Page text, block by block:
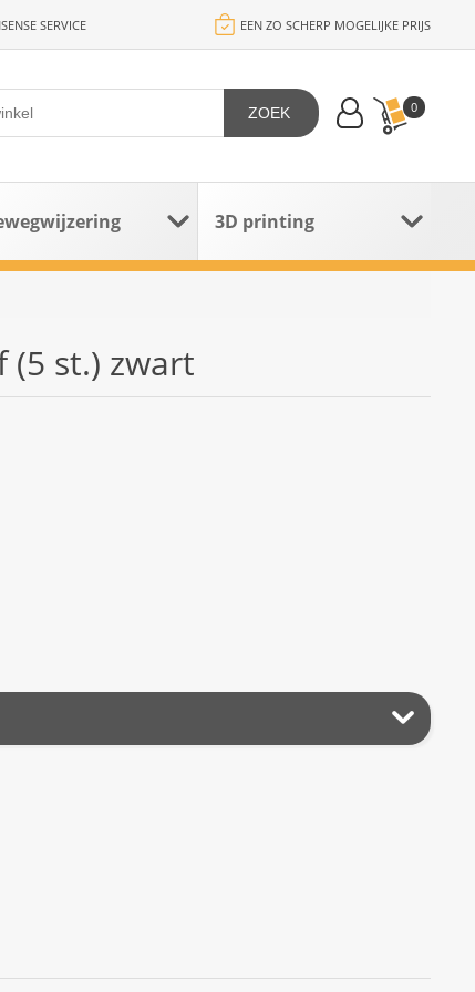
SERVICE EEN ZO SCHERP MOGELIJKE PRIJS
0
ZOEK
3D printing
(5 st.) zwart